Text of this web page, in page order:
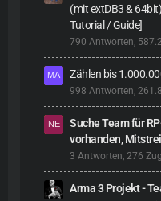
(mit extDB3 &
Tutorial / Guide]
790 Antworten,
Zählen bis
998 Antworten,
Suche Team für
vorhanden,
3 Antworten, 276
Arma 3 Projekt -